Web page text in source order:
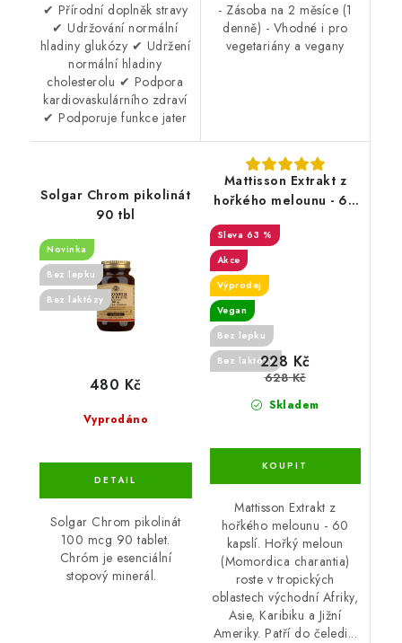
✔ Přírodní doplněk stravy
✔ Udržování normální
hladiny glukózy ✔ Udržení
normální hladiny
cholesterolu ✔ Podpora
kardiovaskulárního zdraví
✔ Podporuje funkce jater
- Zásoba na 2 měsíce (1
denně) - Vhodné i pro
vegetariány a vegany
Solgar Chrom pikolinát
90 tbl
Novinka
Bez lepku
Bez laktózy
Vyprodáno
480 Kč
Solgar Chrom pikolinát
100 mcg 90 tablet.
Chróm je esenciální
stopový minerál.
Mattisson Extrakt z
hořkého melounu - 60
kapslí - DMS 8/25
63 %
Akce
Výprodej
Vegan
Bez lepku
Bez laktózy
Skladem
228 Kč
628 Kč
Mattisson Extrakt z
hořkého melounu - 60
kapslí. Hořký meloun
(Momordica charantia)
roste v tropických
oblastech východní Afriky,
Asie, Karibiku a Jižní
Ameriky. Patří do čeledi...